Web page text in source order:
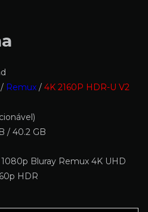
Remux / 4K 2160P HDR-U V2
/ 40.2 GB